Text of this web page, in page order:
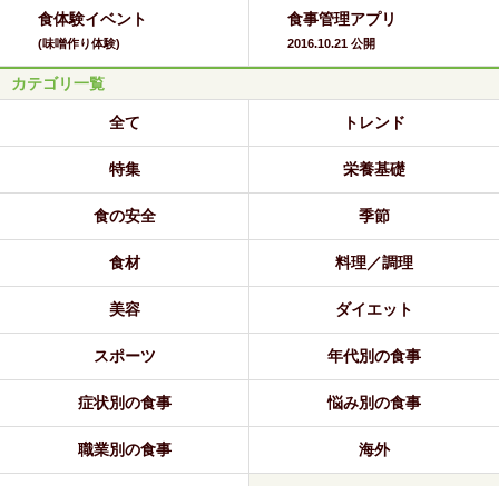
食体験イベント
(味噌作り体験)
食事管理アプリ
2016.10.21 公開
カテゴリ一覧
全て トレンド
特集 栄養基礎
食の安全 季節
食材 料理／調理
美容 ダイエット
スポーツ 年代別の食事
症状別の食事 悩み別の食事
職業別の食事 海外